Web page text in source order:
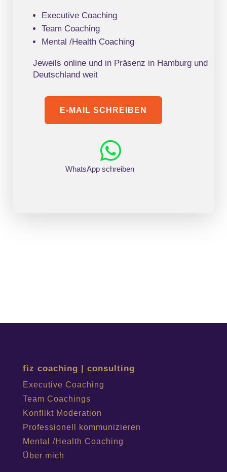
Executive Coaching
Team Coaching
Mental /Health Coaching
Jeweils online und in Präsenz in Hamburg und
Deutschland weit
E-MAIL SCHREIBEN

WhatsApp schreiben
fiz coaching | consulting
Executive Coaching
Team Coachings
Konflikt Moderation
Professionell kommunizieren
Mental /Health Coaching
Über mich